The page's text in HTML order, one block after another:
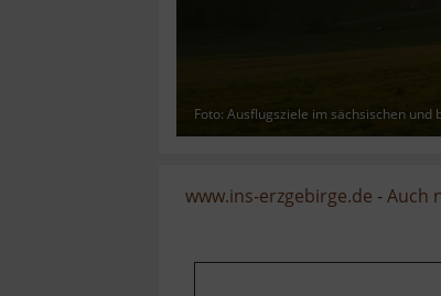
Foto: Ausflugsziele im sächsischen und
www.ins-erzgebirge.de -Auch